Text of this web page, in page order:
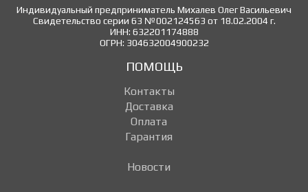
Индивидуальный предприниматель Михалев Олег Васильевич
Свидетельство серии 63 №002124563 от 18.02.2004 г.
ИНН: 632201174888
ОГРН: 304632004900232
ПОМОЩЬ
Контакты
Доставка
Оплата
Гарантия
Новости